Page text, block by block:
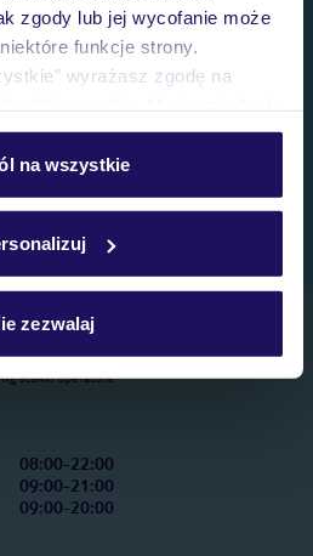
zgody lub jej wycofanie może
funkcje strony.
wyrażasz zgodę na
wchodząc w zakładkę
o plikach cookie znajdziesz
na wszystkie
zezwalaj
Rezerwacji
wg stawki operatora
08:00-22:00
09:00-21:00
09:00-20:00